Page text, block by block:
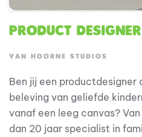
Product Designer
VAN HOORNE STUDIOS
Ben jij een productdesigner
beleving van geliefde
vanaf een leeg canvas?
dan 20 jaar specialist in